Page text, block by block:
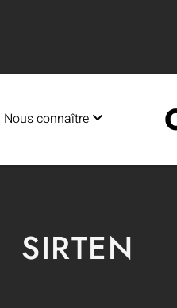
Nous connaître
SIRTEN